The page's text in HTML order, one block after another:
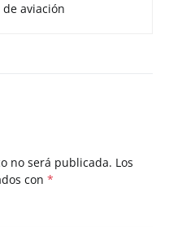
aviación
no será publicada. Los
con *